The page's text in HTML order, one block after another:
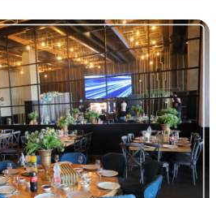
באותם מקומות ולשמוע מה להם יש לומר בנושא.